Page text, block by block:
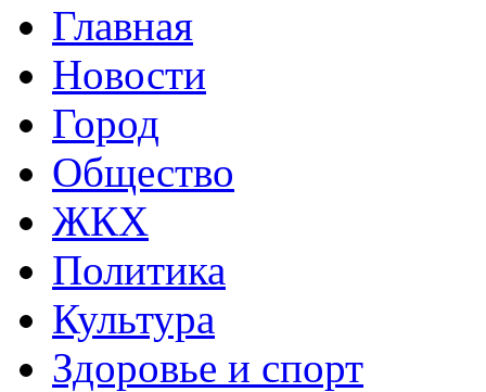
Главная
Новости
Город
Общество
ЖКХ
Политика
Культура
Здоровье и спорт